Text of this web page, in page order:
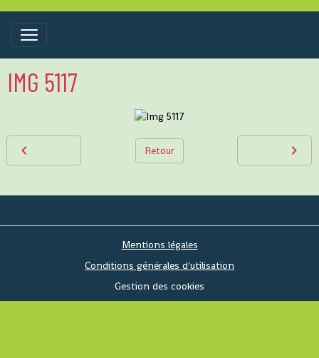
IMG 5117
Retour
Mentions légales
Conditions générales d'utilisation
Gestion des cookies